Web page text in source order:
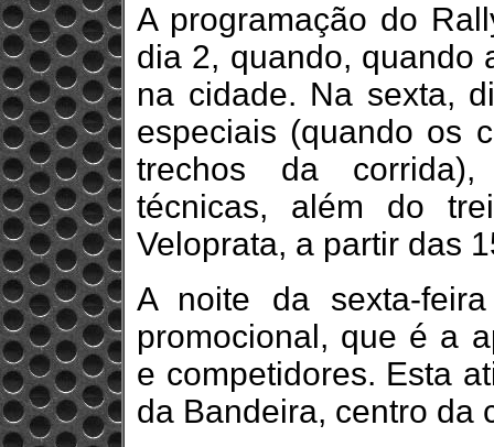
A programação do
dia 2, quando, quando
na cidade. Na sexta,
especiais (quando os
trechos da corrida),
técnicas, além do
Veloprata, a partir das
A noite da sexta-
promocional, que é a
e competidores. Esta
da Bandeira, centro da